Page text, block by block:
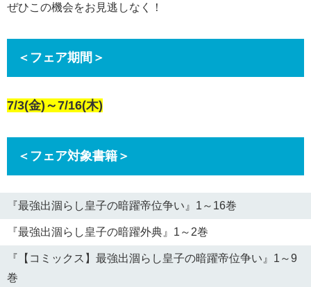
ぜひこの機会をお見逃しなく！
＜フェア期間＞
7/3(金)～7/16(木)
＜フェア対象書籍＞
『最強出涸らし皇子の暗躍帝位争い』1～16巻
『最強出涸らし皇子の暗躍外典』1～2巻
『【コミックス】最強出涸らし皇子の暗躍帝位争い』1～9
巻